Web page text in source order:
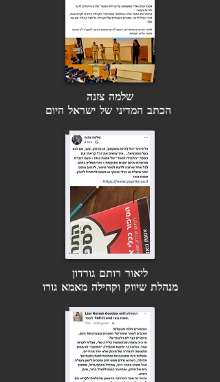
שלמה צזנה
הכתב המדיני של ישראל היום
ליאור רותם גורדון
מנהלת שיווק וקהילה מאמא גורו